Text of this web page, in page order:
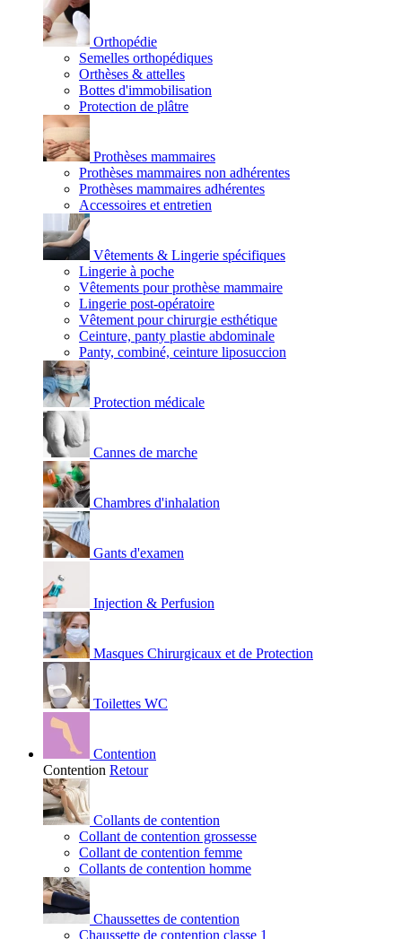
Orthopédie
Semelles orthopédiques
Orthèses & attelles
Bottes d'immobilisation
Protection de plâtre
Prothèses mammaires
Prothèses mammaires non adhérentes
Prothèses mammaires adhérentes
Accessoires et entretien
Vêtements & Lingerie spécifiques
Lingerie à poche
Vêtements pour prothèse mammaire
Lingerie post-opératoire
Vêtement pour chirurgie esthétique
Ceinture, panty plastie abdominale
Panty, combiné, ceinture liposuccion
Protection médicale
Cannes de marche
Chambres d'inhalation
Gants d'examen
Injection & Perfusion
Masques Chirurgicaux et de Protection
Toilettes WC
Contention
Contention Retour
Collants de contention
Collant de contention grossesse
Collant de contention femme
Collants de contention homme
Chaussettes de contention
Chaussette de contention classe 1